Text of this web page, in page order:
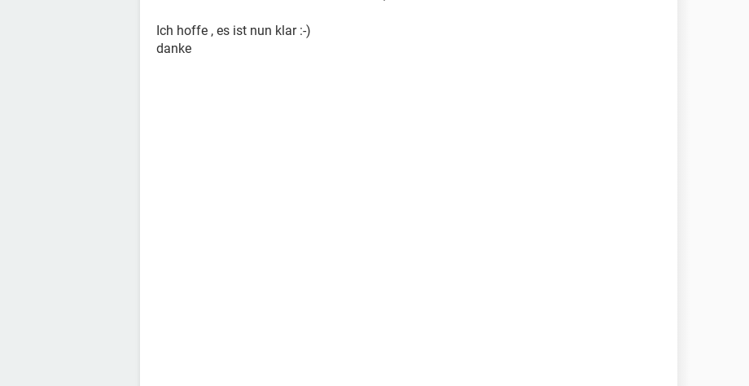
Ich hoffe , es ist nun klar :-)
danke